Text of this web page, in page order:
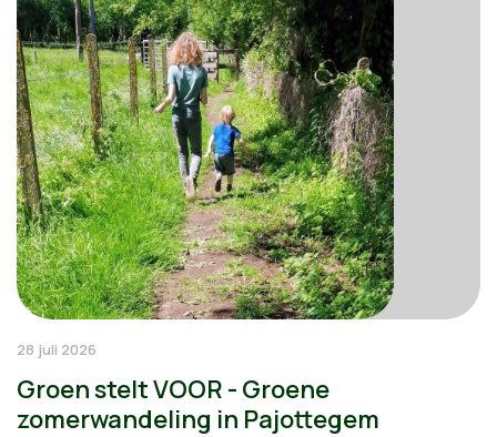
28 juli 2026
Groen stelt VOOR - Groene
zomerwandeling in Pajottegem